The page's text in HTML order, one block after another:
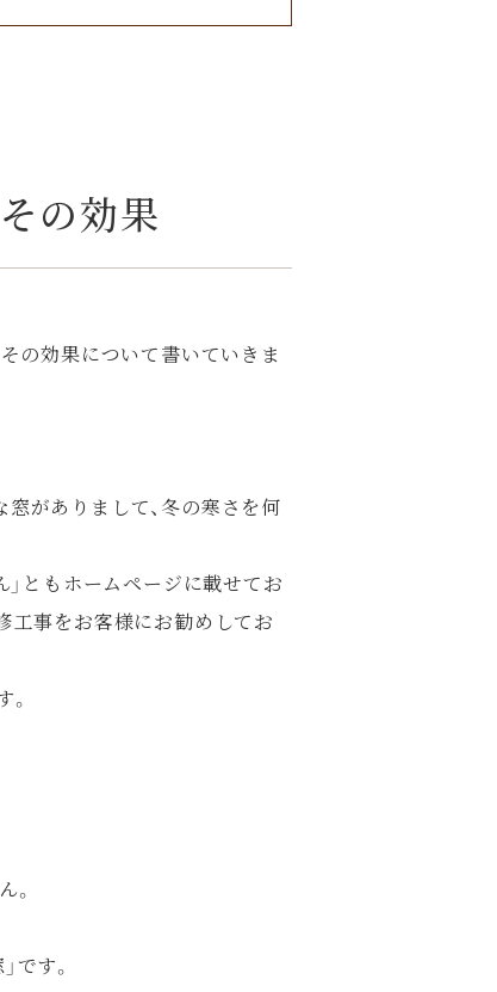
の効果
の効果について書いていきま
がありまして、冬の寒さを何
」ともホームページに載せてお
工事をお客様にお勧めしてお
。
です。